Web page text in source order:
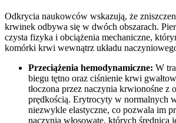
Odkrycia naukowców wskazują, że
krwinek odbywa się w dwóch obszarach.
czysta fizyka i obciążenia mechaniczne,
komórki krwi wewnątrz układu
Przeciążenia hemodynamiczne: W
biegu tętno oraz ciśnienie krwi
tłoczona przez naczynia krwionośne z
prędkością. Erytrocyty w normalnych
niezwykle elastyczne, co pozwala im
naczynia włosowate, których średnica